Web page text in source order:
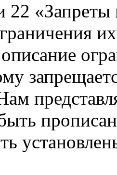
22